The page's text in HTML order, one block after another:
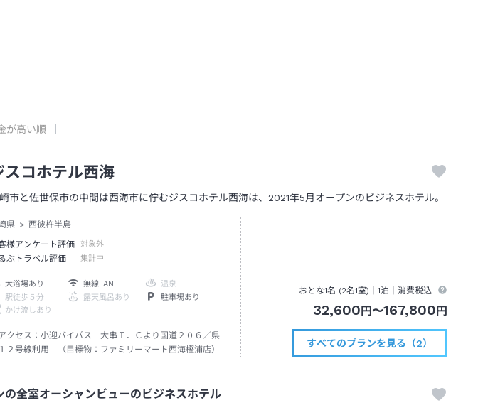
が高い順
スコホテル西海
市と佐世保市の中間は西海市に佇むジスコホテル西海は、2021年5月オープンのビジネスホテル。
県
西彼杵半島
様アンケート評価
対象外
ぶトラベル評価 集計中
大浴場あり 無線LAN
温泉
駅徒歩５分
露天風呂あり
駐車場あり
かけ流しあり
クセス： 小迎バイパス 大串Ｉ．Ｃより国道２０６／県
２号線利用 （目標物：ファミリーマート西海樫浦店）
おとな1名 (2名1室)｜1泊 ｜消費税込
32,600 円 〜167,800 円
すべてのプランを見る（2）
の全室オーシャンビューのビジネスホテル